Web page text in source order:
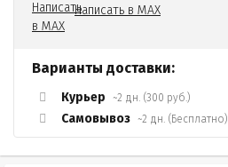
Написать в MAX
Варианты доставки:
Курьер ~2 дн. (300 руб.)
Самовывоз ~2 дн. (Бесплатно)